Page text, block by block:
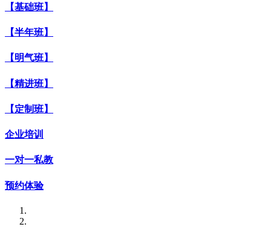
【基础班】
【半年班】
【明气班】
【精进班】
【定制班】
企业培训
一对一私教
预约体验